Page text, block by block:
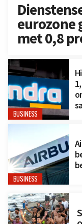
eurozone
met 0,8
BUSINESS
BUSINESS